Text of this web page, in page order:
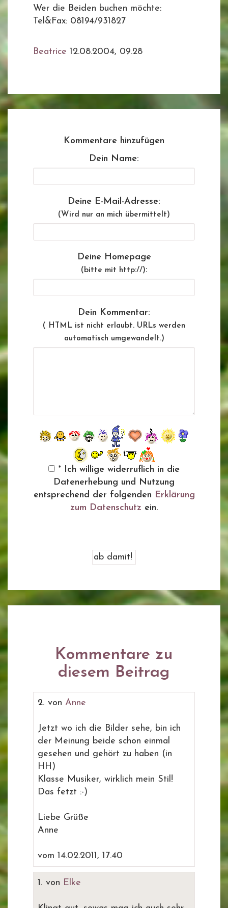
Wer die Beiden buchen möchte:
Tel&Fax: 08194/931827
Beatrice 12.08.2004, 09.28
Kommentare hinzufügen
Dein Name:
Deine E-Mail-Adresse:
(Wird nur an mich übermittelt)
Deine Homepage
(bitte mit http://):
Dein Kommentar:
( HTML ist nicht erlaubt. URLs werden
automatisch umgewandelt.)
* Ich willige widerruflich in die
Datenerhebung und Nutzung
entsprechend der folgenden Erklärung
zum Datenschutz ein.
Kommentare zu
diesem Beitrag
2. von Anne
Jetzt wo ich die Bilder sehe, bin ich
der Meinung beide schon einmal
gesehen und gehört zu haben (in
HH)
Klasse Musiker, wirklich mein Stil!
Das fetzt :-)
Liebe Grüße
Anne
vom 14.02.2011, 17.40
1. von Elke